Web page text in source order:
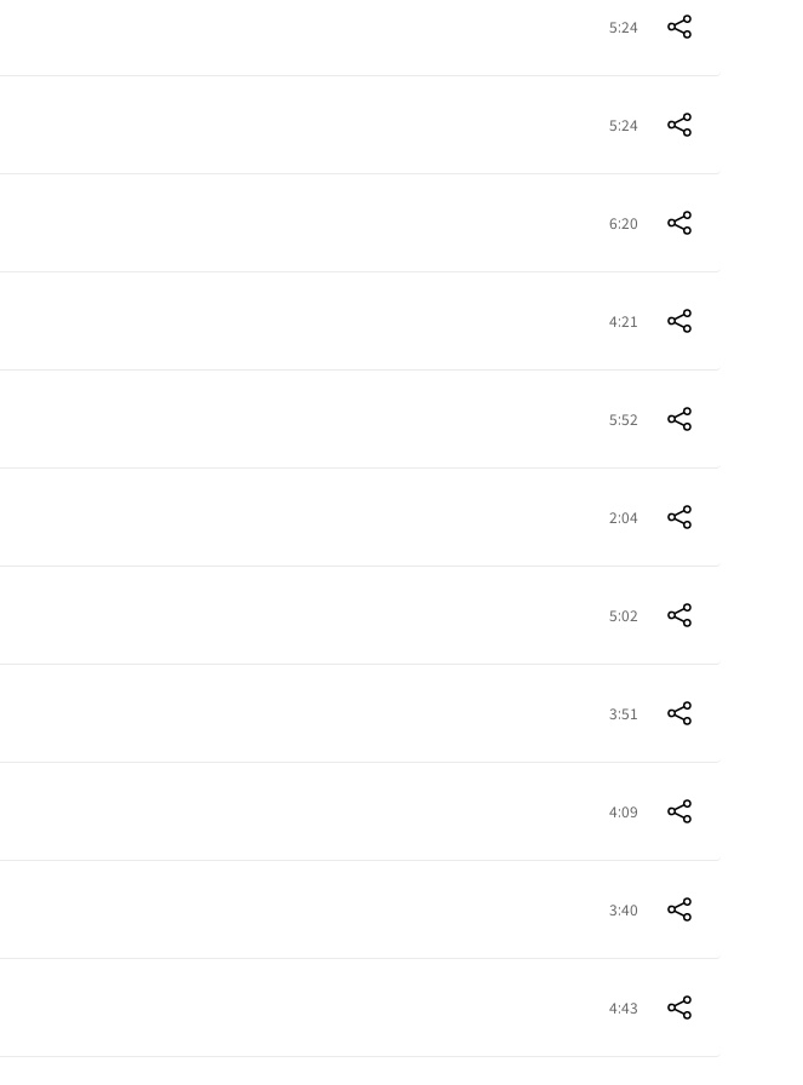
5:24
5:24
6:20
4:21
5:52
2:04
5:02
3:51
4:09
3:40
4:43